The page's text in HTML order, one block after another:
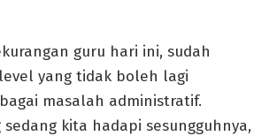
guru hari ini, sudah
yang tidak boleh lagi
masalah administratif.
sedang kita hadapi sesungguhnya,